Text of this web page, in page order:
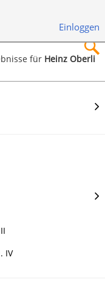
Einloggen
für Heinz Oberli
IV